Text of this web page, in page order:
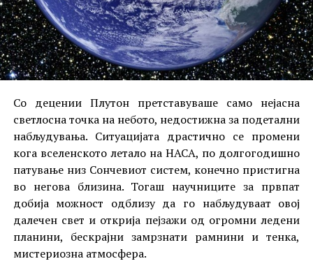
Со децении Плутон претставуваше само нејасна
светлосна точка на небото, недостижна за подетални
набљудувања. Ситуацијата драстично се промени
кога вселенското летало на НАСА, по долгогодишно
патување низ Сончевиот систем, конечно пристигна
во негова близина. Тогаш научниците за првпат
добија можност одблизу да го набљудуваат овој
далечен свет и открија пејзажи од огромни ледени
планини, бескрајни замрзнати рамнини и тенка,
мистериозна атмосфера.